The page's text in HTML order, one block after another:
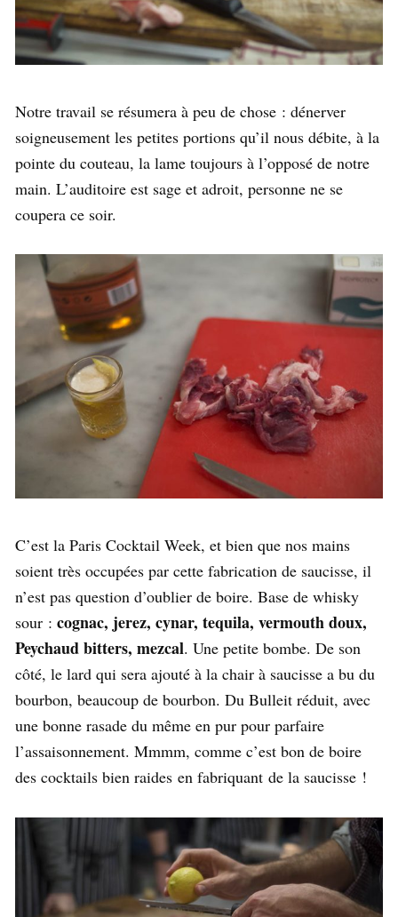
Notre travail se résumera à peu de chose : dénerver
soigneusement les petites portions qu’il nous débite, à la
pointe du couteau, la lame toujours à l’opposé de notre
main. L’auditoire est sage et adroit, personne ne se
coupera ce soir.
C’est la Paris Cocktail Week, et bien que nos mains
soient très occupées par cette fabrication de saucisse, il
n’est pas question d’oublier de boire. Base de whisky
sour : cognac, jerez, cynar, tequila, vermouth doux,
Peychaud bitters, mezcal. Une petite bombe. De son
côté, le lard qui sera ajouté à la chair à saucisse a bu du
bourbon, beaucoup de bourbon. Du Bulleit réduit, avec
une bonne rasade du même en pur pour parfaire
l’assaisonnement. Mmmm, comme c’est bon de boire
des cocktails bien raides en fabriquant de la saucisse !